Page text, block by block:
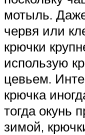
мотыль.
червя или
крючки
использую
цевьем.
крючка
тогда окунь
зимой,